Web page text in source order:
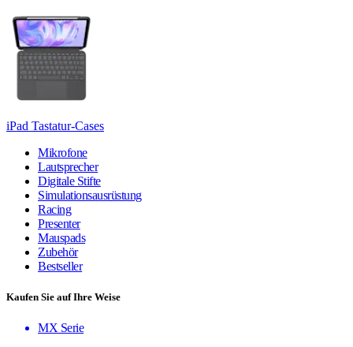
iPad Tastatur-Cases
Mikrofone
Lautsprecher
Digitale Stifte
Simulationsausrüstung
Racing
Presenter
Mauspads
Zubehör
Bestseller
Kaufen Sie auf Ihre Weise
MX Serie